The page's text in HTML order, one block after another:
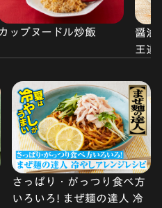
カップヌードル炒飯
醤油
王道
さっぱり・がっつり食べ方
いろいろ! まぜ麺の達人 冷